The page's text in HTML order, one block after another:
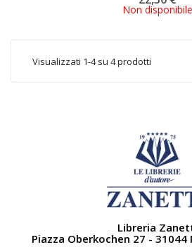
Non disponibile
Visualizzati 1-4 su 4 prodotti
Libreria
Piazza Oberkochen 27 -